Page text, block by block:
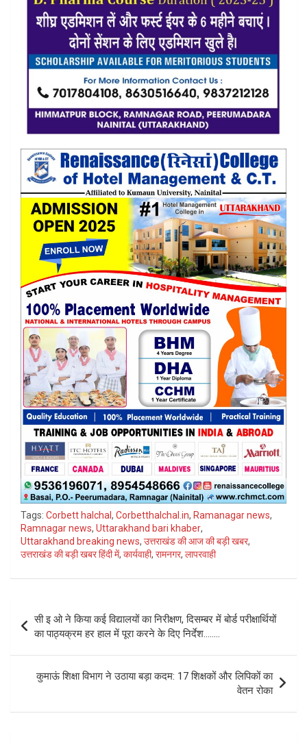
Tags: Corbett halchal , Corbetthalchal.in, Ramanagar news,
Ramnagar news, Uttarakhand bari khaber,
Uttarakhand breaking news, उत्तराखंड की आज की बड़ी खबर,
उत्तराखंड की बड़ी खबर हिंदी में, कार्यवाही, रामनगर, लापरवाही
Post
navigation
सी इ ओ ने किया कई विद्यालयों का निरीक्षण, दिसम्बर में बोर्ड परीक्षार्थियों
का पाठ्यक्रम हर हाल में पूरा करने के दिए निर्देश……..
कुमाऊं शिक्षा विभाग ने उठाया बड़ा कदम: 17 शिक्षकों और लिपिकों का
वेतन रोका